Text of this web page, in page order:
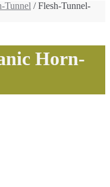
Tunnel / Flesh-Tunnel-
Horn-